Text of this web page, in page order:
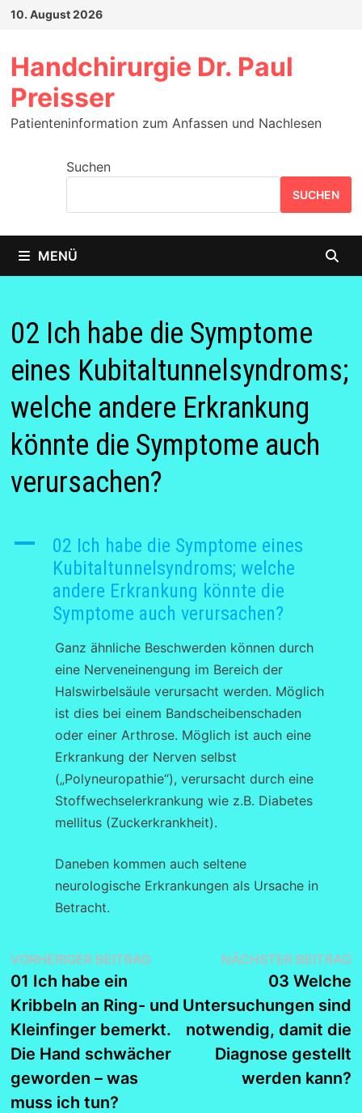
Zum10. August 2026
Handchirurgie Dr. Paul
Preisser
Patienteninformation zum Anfassen und Nachlesen
Suchen
SUCHEN
MENÜ
02 Ich habe die Symptome
eines Kubitaltunnelsyndroms;
welche andere Erkrankung
könnte die Symptome auch
verursachen?
A
02 Ich habe die Symptome eines
Kubitaltunnelsyndroms; welche
andere Erkrankung könnte die
Symptome auch verursachen?
Ganz ähnliche Beschwerden können durch
eine Nerveneinengung im Bereich der
Halswirbelsäule verursacht werden. Möglich
ist dies bei einem Bandscheibenschaden
oder einer Arthrose. Möglich ist auch eine
Erkrankung der Nerven selbst
(„Polyneuropathie“), verursacht durch eine
Stoffwechselerkrankung wie z.B. Diabetes
mellitus (Zuckerkrankheit).
Daneben kommen auch seltene
neurologische Erkrankungen als Ursache in
Betracht.
Beitragsnavigation
VORHERIGER BEITRAGVorheriger
01 Ich habe ein
Kribbeln an Ring- und
Kleinfinger bemerkt.
Die Hand schwächer
geworden – was
muss ich tun?
NÄCHSTER BEITRAG
03 Welche
Untersuchungen sind
notwendig, damit die
Diagnose gestellt
werden kann?